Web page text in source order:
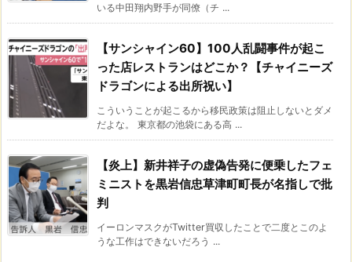
いる中田翔内野手が同僚（チ ...
【サンシャイン60】100人乱闘事件が起こ
った店レストランはどこか？【チャイニーズ
ドラゴンによる出所祝い】
こういうことが起こるから移民政策は阻止しないとダメ
だよな。 東京都の池袋にある高 ...
【炎上】新井祥子の虚偽告発に便乗したフェ
ミニストを黒岩信忠草津町町長が名指しで批
判
イーロンマスクがTwitter買収したことで二度とこのよ
うな工作はできないだろう ...